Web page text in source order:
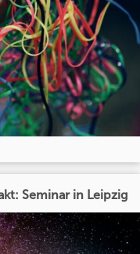
Seminar in Leipzig